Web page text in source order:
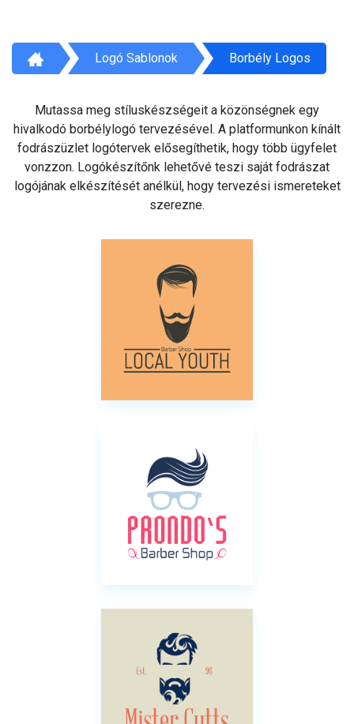
Logó Sablonok Borbély Logos
Mutassa meg stíluskészségeit a közönségnek egy
hivalkodó borbélylogó tervezésével. A platformunkon kínált
fodrászüzlet logótervek elősegíthetik, hogy több ügyfelet
vonzzon. Logókészítőnk lehetővé teszi saját fodrászat
logójának elkészítését anélkül, hogy tervezési ismereteket
szerezne.